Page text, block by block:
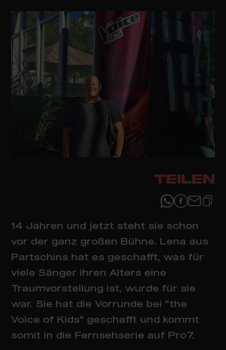
TEILEN
14 Jahren und jetzt steht sie schon
vor der ganz großen Bühne. Lena aus
Partschins hat es geschafft, was für
viele Sänger ihren Alters eine
Traumvorstellung ist, wurde für sie
war. Sie hat die Vorrunde bei "the
Voice of Kids" geschafft und kommt
somit in die Fernsehserie auf Pro7.